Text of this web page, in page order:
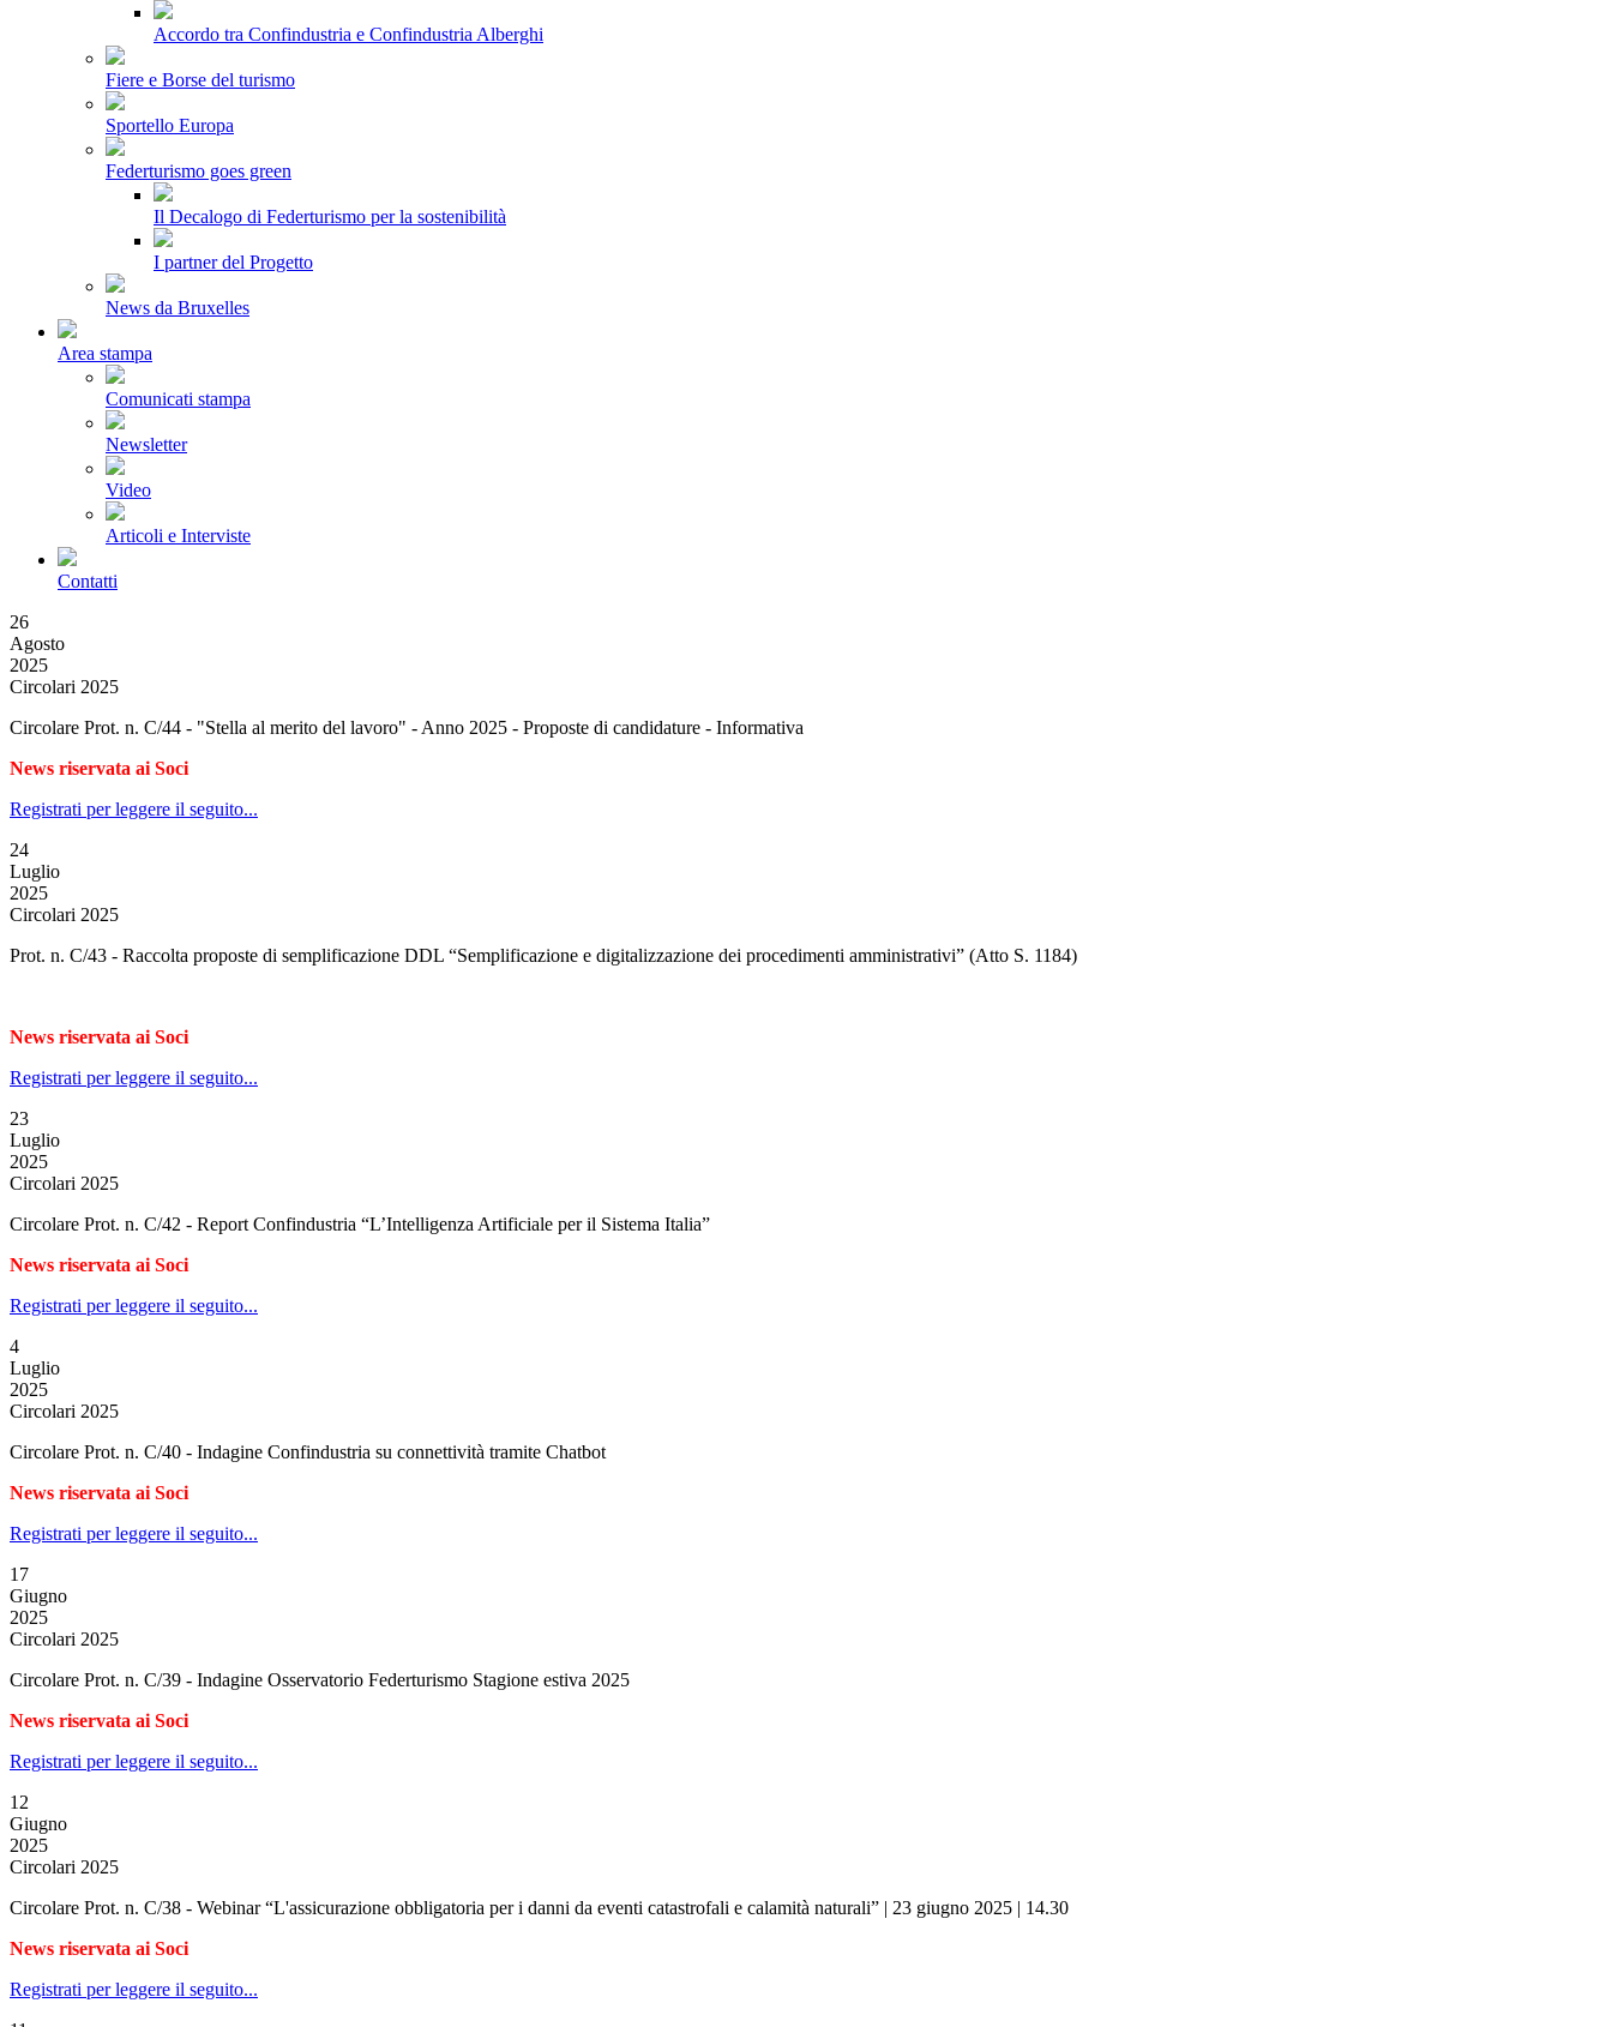
Accordo tra Confindustria e Confindustria Alberghi
Fiere e Borse del turismo
Sportello Europa
Federturismo goes green
Il Decalogo di Federturismo per la sostenibilità
I partner del Progetto
News da Bruxelles
Area stampa
Comunicati stampa
Newsletter
Video
Articoli e Interviste
Contatti
26
Agosto
2025
Circolari 2025
Circolare Prot. n. C/44 - "Stella al merito del lavoro" - Anno 2025 - Proposte di candidature - Informativa
News riservata ai Soci
Registrati per leggere il seguito...
24
Luglio
2025
Circolari 2025
Prot. n. C/43 - Raccolta proposte di semplificazione DDL “Semplificazione e digitalizzazione dei procedimenti amministrativi” (Atto S. 1184)
News riservata ai Soci
Registrati per leggere il seguito...
23
Luglio
2025
Circolari 2025
Circolare Prot. n. C/42 - Report Confindustria “L’Intelligenza Artificiale per il Sistema Italia”
News riservata ai Soci
Registrati per leggere il seguito...
4
Luglio
2025
Circolari 2025
Circolare Prot. n. C/40 - Indagine Confindustria su connettività tramite Chatbot
News riservata ai Soci
Registrati per leggere il seguito...
17
Giugno
2025
Circolari 2025
Circolare Prot. n. C/39 - Indagine Osservatorio Federturismo Stagione estiva 2025
News riservata ai Soci
Registrati per leggere il seguito...
12
Giugno
2025
Circolari 2025
Circolare Prot. n. C/38 - Webinar “L'assicurazione obbligatoria per i danni da eventi catastrofali e calamità naturali” | 23 giugno 2025 | 14.30
News riservata ai Soci
Registrati per leggere il seguito...